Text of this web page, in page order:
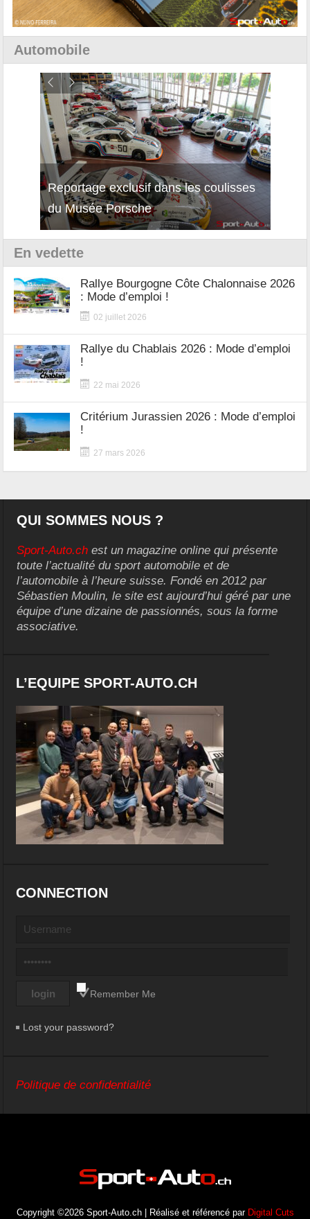
Automobile
Reportage exclusif dans les coulisses
du Musée Porsche
En vedette
Rallye Bourgogne Côte Chalonnaise 2026
: Mode d’emploi !
02 juillet 2026
Rallye du Chablais 2026 : Mode d’emploi
!
22 mai 2026
Critérium Jurassien 2026 : Mode d’emploi
!
27 mars 2026
QUI SOMMES NOUS ?
Sport-Auto.ch est un magazine online qui présente
toute l’actualité du sport automobile et de
l’automobile à l’heure suisse. Fondé en 2012 par
Sébastien Moulin, le site est aujourd’hui géré par une
équipe d’une dizaine de passionnés, sous la forme
associative.
L’EQUIPE SPORT-AUTO.CH
CONNECTION
Remember Me
Lost your password?
Politique de confidentialité
Copyright ©2026 Sport-Auto.ch | Réalisé et référencé par Digital Cuts